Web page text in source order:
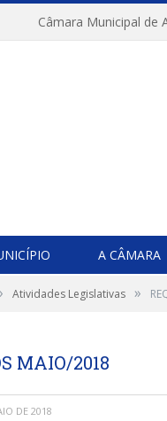
A CÂMARA
Atividades Legislativas »
MAIO/2018
DE 2018